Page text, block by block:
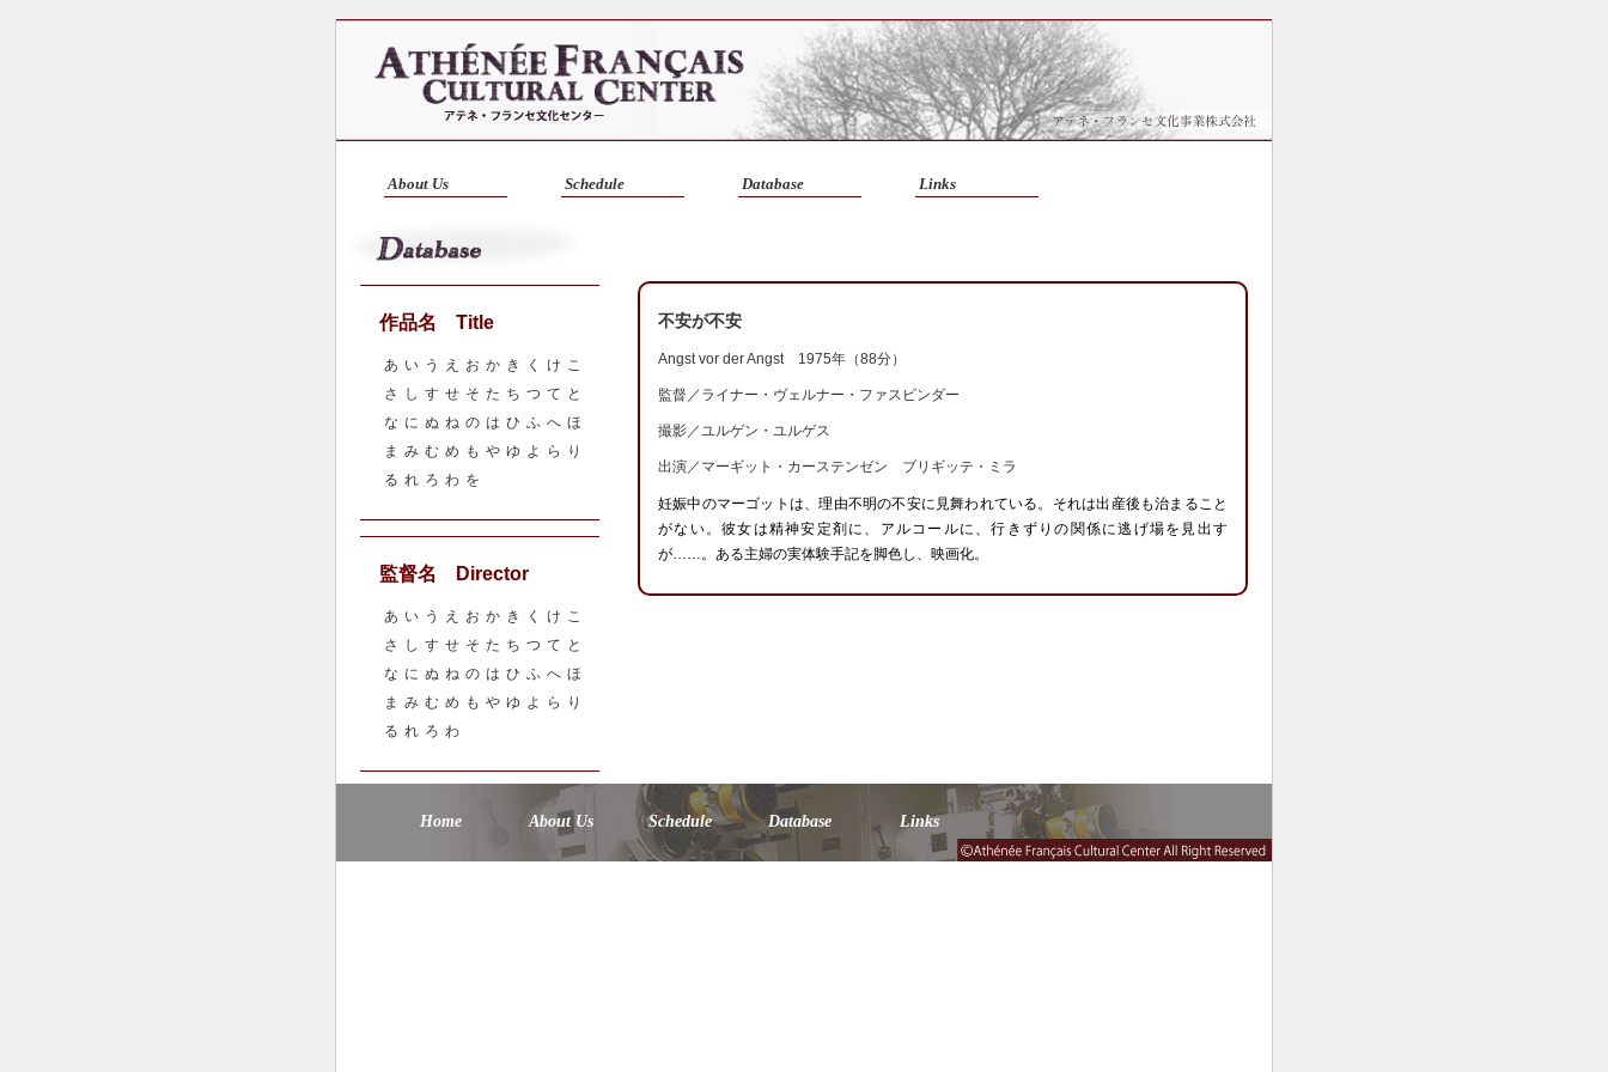
About Us Schedule Database Links
作品名 Title
あ い う え お か き く け
こ
さ
し す せ そ た ち つ て と
な に ぬ ね の は ひ ふ へ ほ
ま み む め も や ゆ よ ら
り
る れ ろ わ を
監督名 Director
あ い う え お か き く け
こ
さ
し す せ そ た ち つ て と
な に ぬ ね の は ひ ふ へ ほ
ま み む め も や ゆ よ ら
り
る れ ろ わ
不安が不安
Angst vor der Angst 1975年（88分）
監督／ ライナー・ヴェルナー・ファスビンダー
撮影／ユルゲン・ユルゲス
出演／マーギット・カーステンゼン ブリギッテ・ミラ
妊娠中のマーゴットは、理由不明の不安に見舞われている。それは出産後も治まること
がない。彼女は精神安定剤に、アルコールに、行きずりの関係に逃げ場を見出す
が……。ある主婦の実体験手記を脚色し、映画化。
Home About Us Schedule Database Links